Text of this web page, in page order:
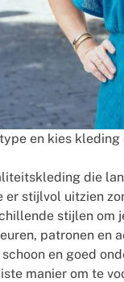
en kies
die
er stijlvol uitzien
stijlen om
patronen en
en goed
manier om te